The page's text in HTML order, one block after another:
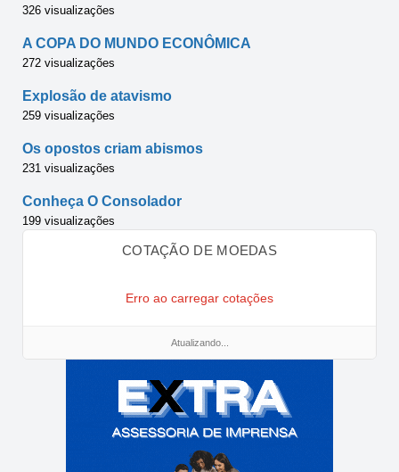
326 visualizações
A COPA DO MUNDO ECONÔMICA
272 visualizações
Explosão de atavismo
259 visualizações
Os opostos criam abismos
231 visualizações
Conheça O Consolador
199 visualizações
COTAÇÃO DE MOEDAS
Erro ao carregar cotações
Atualizando...